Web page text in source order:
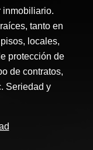
inmobiliario.
tanto en
locales,
protección de
de contratos,
Seriedad y